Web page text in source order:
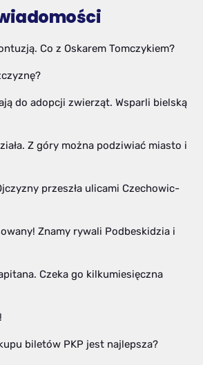
Co z Oskarem Tomczykiem?
do adopcji zwierząt. Wsparli bielską
Z góry można podziwiać miasto i
przeszła ulicami Czechowic-
Znamy rywali Podbeskidzia i
Czeka go kilkumiesięczna
biletów PKP jest najlepsza?